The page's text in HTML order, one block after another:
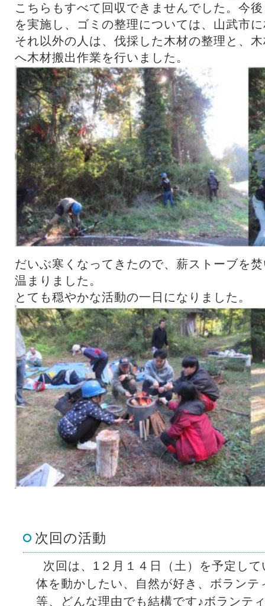
こちらもすべて回収できませんでした。今
を実施し、ゴミの整理については、山武市
それ以外の人は、伐採した木材の整理と、
へ木材搬出作業を行いました。
だいぶ寒くなってきたので、薪ストーブを
温まりました。
とても穏やかな活動の一日になりました。
次回の活動
次回は、1２月１４日（土）を予定して
体を動かしたい、自然が好き、ボランテ
等、どんな理由でも結構です♪ボランテ